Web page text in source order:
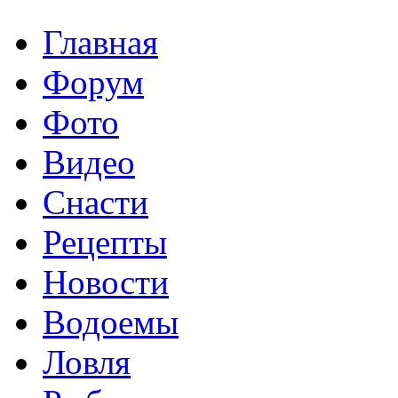
Главная
Форум
Фото
Видео
Снасти
Рецепты
Новости
Водоемы
Ловля